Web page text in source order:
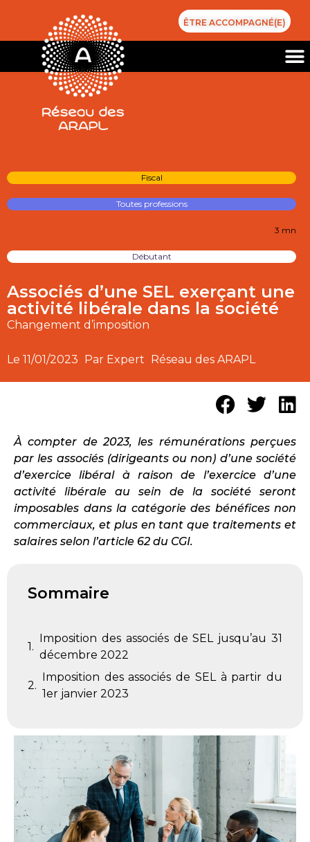
ÊTRE ACCOMPAGNÉ(E)
Fiscal
Toutes professions
3 mn
Débutant
Associés d’une SEL exerçant une
activité libérale dans la société
Changement d’imposition
Le 11/01/2023 Par Expert Réseau des ARAPL
À compter de 2023, les rémunérations perçues
par les associés (dirigeants ou non) d’une société
d’exercice libéral à raison de l’exercice d’une
activité libérale au sein de la société seront
imposables dans la catégorie des bénéfices non
commerciaux, et plus en tant que traitements et
salaires selon l’article 62 du CGI.
Sommaire
Imposition des associés de SEL jusqu’au 31
décembre 2022
Imposition des associés de SEL à partir du
1er janvier 2023